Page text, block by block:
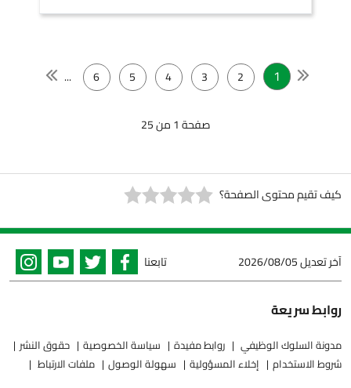
1
2
3
4
5
6
...
صفحة 1 من 25
كيف تقيم محتوى الصفحة؟
آخر تعديل2026/08/05 تابعنا
روابط سريعة
مدونة السلوك الوظيفي روابط مفيدة سياسة الخصوصية
حقوق النشر
شروط الاستخدام
إخلاء المسؤولية سهولة الوصول ملفات الارتباط